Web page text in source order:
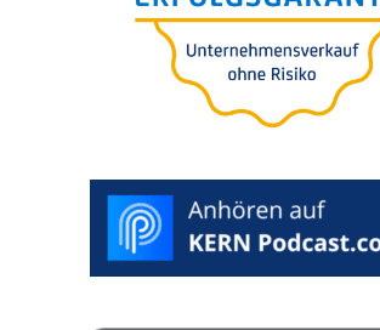
25 szakértő 200 oldal­nyi